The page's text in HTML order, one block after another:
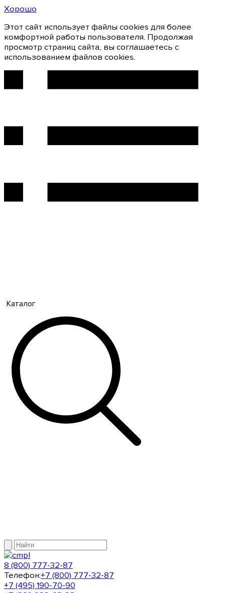
Хорошо
Этот сайт использует файлы cookies для более
комфортной работы пользователя. Продолжая
просмотр страниц сайта, вы соглашаетесь с
использованием файлов cookies.
Каталог
8 (800) 777-32-87
Телефон:+7 (800) 777-32-87
+7 (495) 190-70-90